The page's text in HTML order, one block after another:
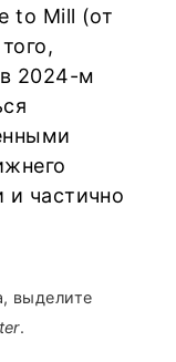
to Mill (от
в 2024-м
и частично
выделите
.